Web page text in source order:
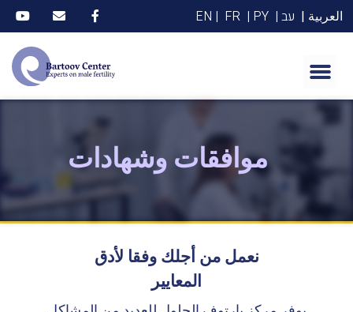
العربية | עב | PY |
FR
| EN
موافقات وشهادات
نعمل من أجلك وفقا لأدق
المعايير